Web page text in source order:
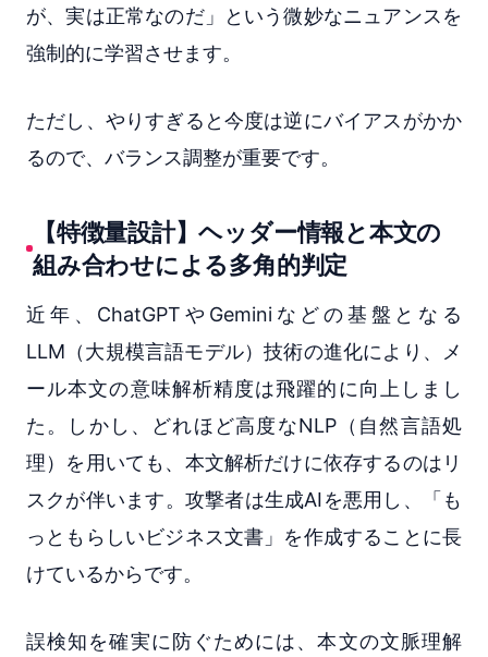
が、実は正常なのだ」という微妙なニュアンスを
強制的に学習させます。
ただし、やりすぎると今度は逆にバイアスがかか
るので、バランス調整が重要です。
【特徴量設計】ヘッダー情報と本文の
組み合わせによる多角的判定
近年、ChatGPTやGeminiなどの基盤となる
LLM（大規模言語モデル）技術の進化により、メ
ール本文の意味解析精度は飛躍的に向上しまし
た。しかし、どれほど高度なNLP（自然言語処
理）を用いても、本文解析だけに依存するのはリ
スクが伴います。攻撃者は生成AIを悪用し、「も
っともらしいビジネス文書」を作成することに長
けているからです。
誤検知を確実に防ぐためには、本文の文脈理解